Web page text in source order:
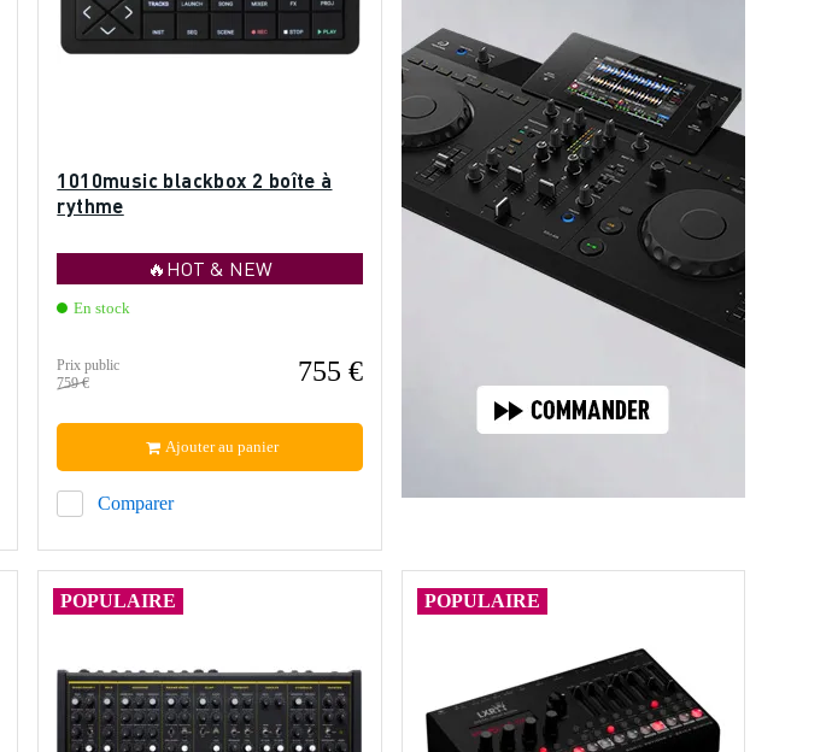
1010music blackbox 2 boîte à
rythme
🔥HOT & NEW
En stock
Prix public
759 €
755 €
Comparer
Ajouter au panier
POPULAIRE POPULAIRE